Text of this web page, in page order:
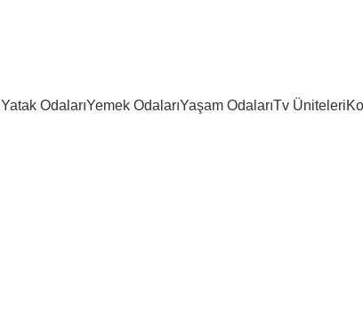
Yatak OdalarıYemek OdalarıYaşam OdalarıTv Üniteleri